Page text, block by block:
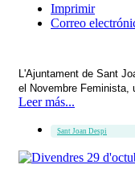
Imprimir
Correo
L'Ajuntament de Sant
el Novembre Feminista,
Leer más...
Sant Joan Despi